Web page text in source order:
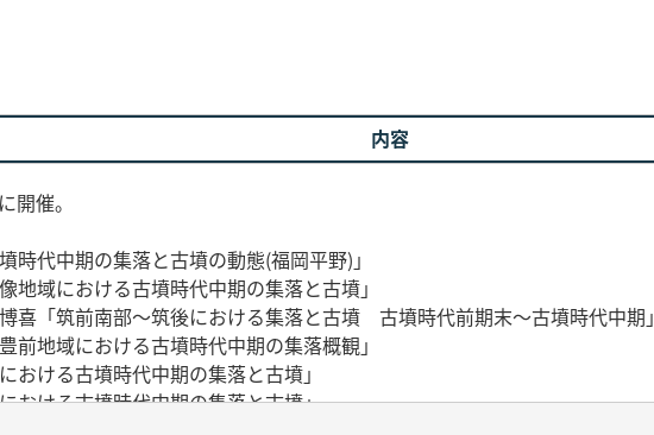
内容
催。
時代中期の集落と古墳の動態(福岡平野)」
地域における古墳時代中期の集落と古墳」
喜「筑前南部～筑後における集落と古墳 古墳時代前期末～古墳時代中期」
前地域における古墳時代中期の集落概観」
おける古墳時代中期の集落と古墳」
おける古墳時代中期の集落と古墳」